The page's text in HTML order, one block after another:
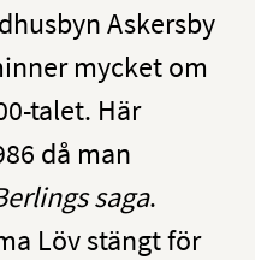
Askersby
mycket om
talet. Här
då man
saga.
Löv stängt för